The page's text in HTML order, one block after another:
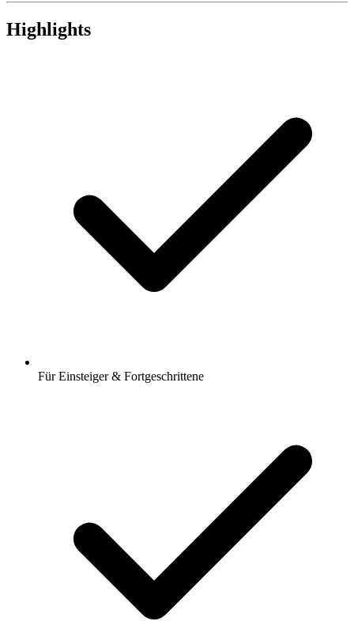
Highlights
Für Einsteiger & Fortgeschrittene